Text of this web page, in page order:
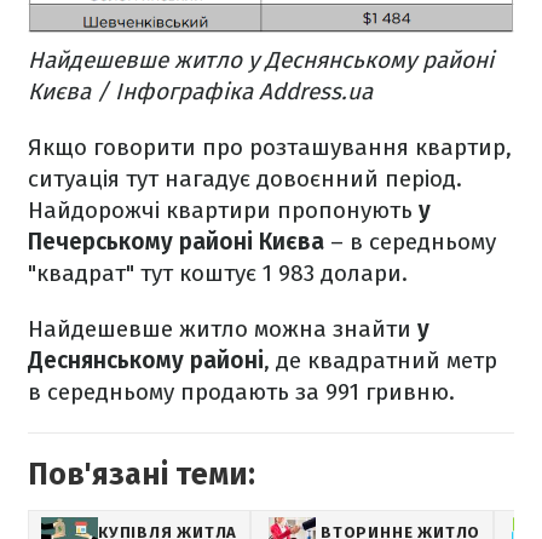
Найдешевше житло у Деснянському районі
Києва / Інфографіка Address.ua
Якщо говорити про розташування квартир,
ситуація тут нагадує довоєнний період.
Найдорожчі квартири пропонують у
Печерському районі Києва – в середньому
"квадрат" тут коштує 1 983 долари.
Найдешевше житло можна знайти у
Деснянському районі, де квадратний метр
в середньому продають за 991 гривню.
Пов'язані теми:
КУПІВЛЯ ЖИТЛА ВТОРИННЕ ЖИТЛО